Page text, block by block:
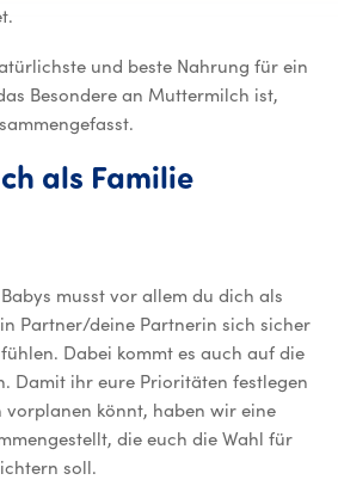
und beste Nahrung für ein
Besondere an Muttermilch ist,
als Familie
musst vor allem du dich als
Partner/deine Partnerin sich sicher
Dabei kommt es auch auf die
Damit ihr eure Prioritäten festlegen
vorplanen könnt, haben wir eine
die euch die Wahl für
soll.